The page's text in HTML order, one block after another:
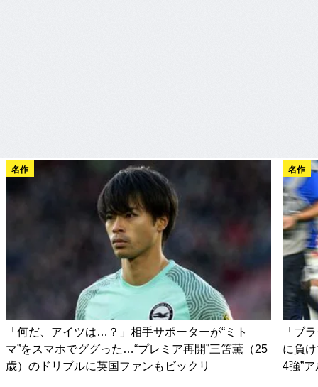
名作
「何だ、アイツは…？」相手サポーターが“ミト
マ”をスマホでググった…“プレミア再開”三笘薫（25
歳）のドリブルに英国ファンもビックリ
名作
「ブ
に負
4強”